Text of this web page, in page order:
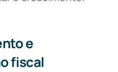
e
fiscal